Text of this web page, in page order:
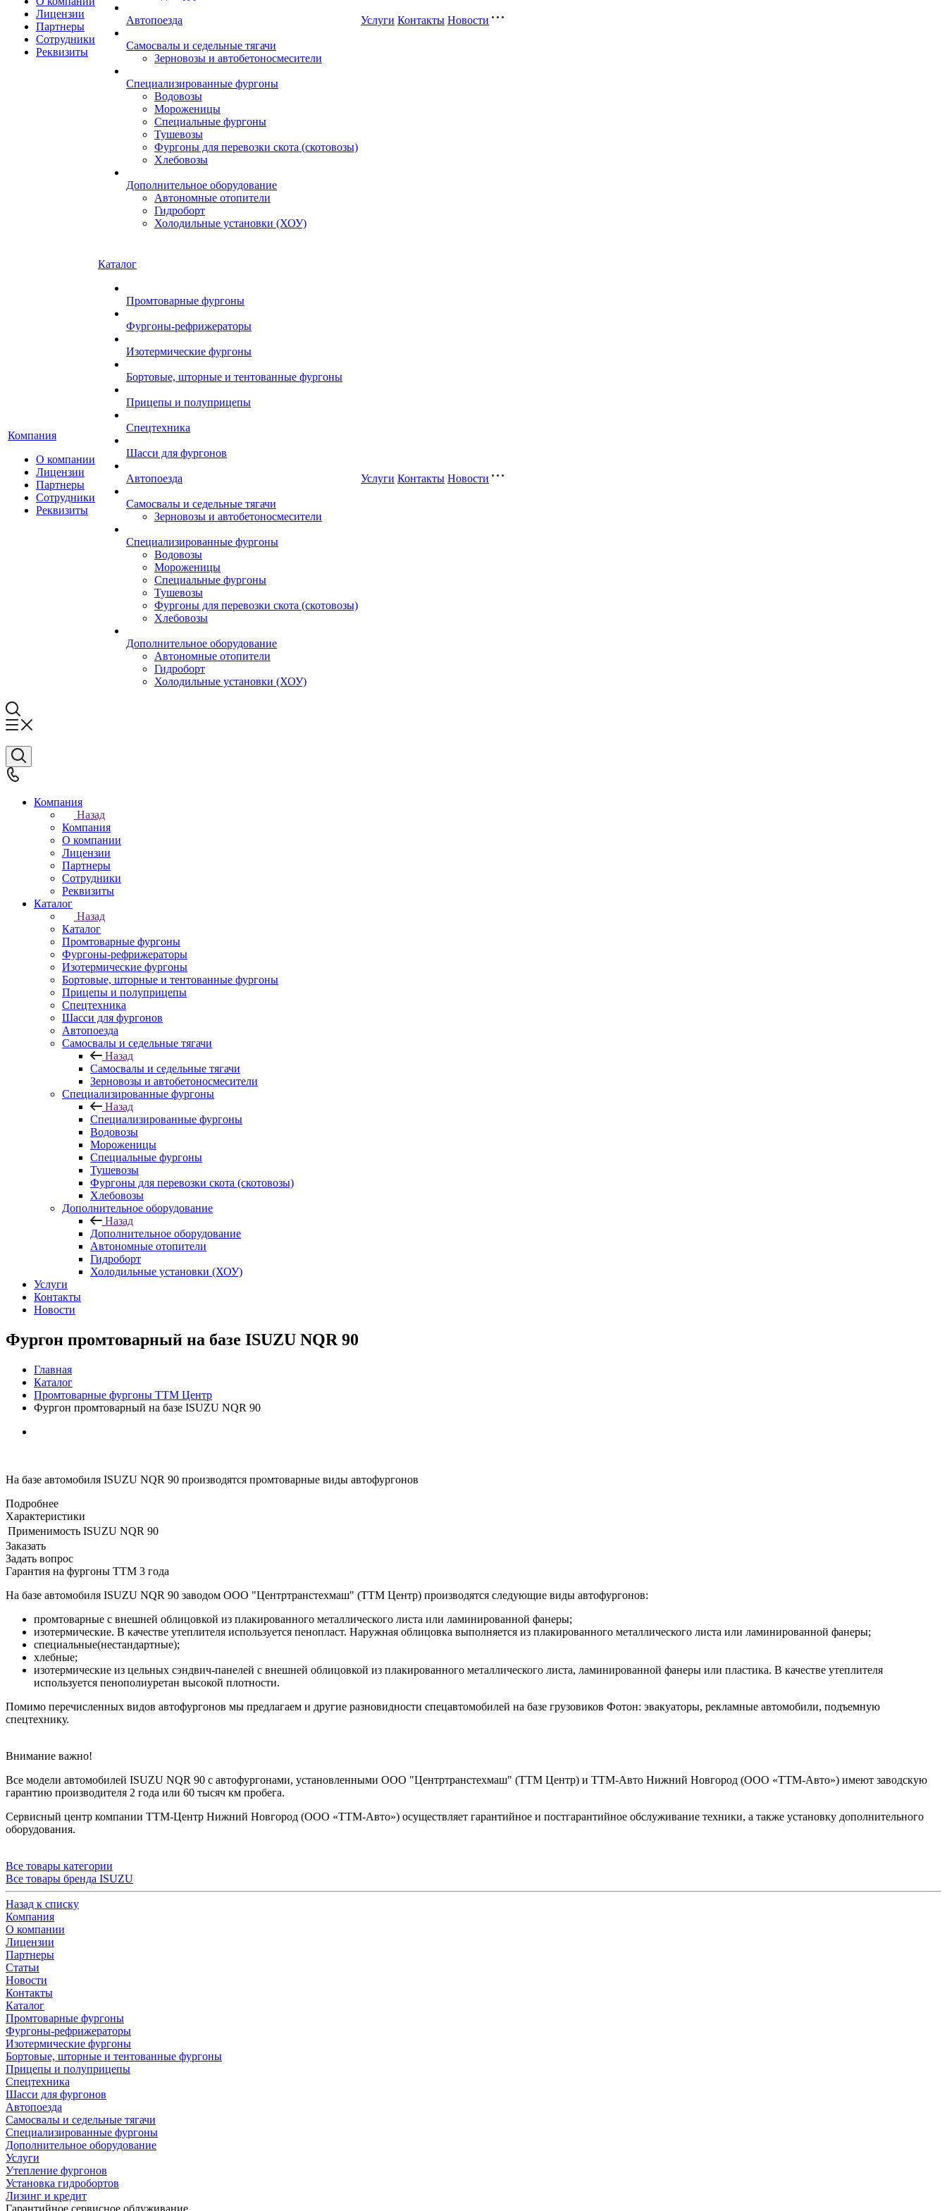
Лицензии
Партнеры
Сотрудники
Реквизиты
Автопоезда
Самосвалы и седельные тягачи
Зерновозы и автобетоносмесители
Специализированные фургоны
Водовозы
Мороженицы
Специальные фургоны
Тушевозы
Фургоны для перевозки скота (скотовозы)
Хлебовозы
Дополнительное оборудование
Автономные отопители
Гидроборт
Холодильные установки (ХОУ)
Услуги Контакты Новости
Компания
О компании
Лицензии
Партнеры
Сотрудники
Реквизиты
Каталог
Промтоварные фургоны
Фургоны-рефрижераторы
Изотермические фургоны
Бортовые, шторные и тентованные фургоны
Прицепы и полуприцепы
Спецтехника
Шасси для фургонов
Автопоезда
Самосвалы и седельные тягачи
Зерновозы и автобетоносмесители
Специализированные фургоны
Водовозы
Мороженицы
Специальные фургоны
Тушевозы
Фургоны для перевозки скота (скотовозы)
Хлебовозы
Дополнительное оборудование
Автономные отопители
Гидроборт
Холодильные установки (ХОУ)
Услуги Контакты Новости
Компания
Назад
Компания
О компании
Лицензии
Партнеры
Сотрудники
Реквизиты
Каталог
Назад
Каталог
Промтоварные фургоны
Фургоны-рефрижераторы
Изотермические фургоны
Бортовые, шторные и тентованные фургоны
Прицепы и полуприцепы
Спецтехника
Шасси для фургонов
Автопоезда
Самосвалы и седельные тягачи
Назад
Самосвалы и седельные тягачи
Зерновозы и автобетоносмесители
Специализированные фургоны
Назад
Специализированные фургоны
Водовозы
Мороженицы
Специальные фургоны
Тушевозы
Фургоны для перевозки скота (скотовозы)
Хлебовозы
Дополнительное оборудование
Назад
Дополнительное оборудование
Автономные отопители
Гидроборт
Холодильные установки (ХОУ)
Услуги
Контакты
Новости
Фургон промтоварный на базе ISUZU NQR 90
Главная
Каталог
Промтоварные фургоны ТТМ Центр
Фургон промтоварный на базе ISUZU NQR 90
На базе автомобиля ISUZU NQR 90 производятся промтоварные виды автофургонов
Подробнее
Характеристики
Применимость ISUZU NQR 90
Заказать
Задать вопрос
Гарантия на фургоны ТТМ 3 года
На базе автомобиля ISUZU NQR 90 заводом ООО "Центртранстехмаш" (ТТМ Центр) производятся следующие виды автофургонов:
промтоварные с внешней облицовкой из плакированного металлического листа или ламинированной фанеры;
изотермические. В качестве утеплителя используется пенопласт. Наружная облицовка выполняется из плакированного металлического листа или ламинированной фанеры;
специальные(нестандартные);
хлебные;
изотермические из цельных сэндвич-панелей с внешней облицовкой из плакированного металлического листа, ламинированной фанеры или пластика. В качестве утеплителя
используется пенополиуретан высокой плотности.
Помимо перечисленных видов автофургонов мы предлагаем и другие разновидности спецавтомобилей на базе грузовиков Фотон: эвакуаторы, рекламные автомобили, подъемную
спецтехнику.
Внимание важно!
Все модели автомобилей ISUZU NQR 90 с автофургонами, установленными ООО "Центртранстехмаш" (ТТМ Центр) и ТТМ-Авто Нижний Новгород (ООО «ТТМ-Авто») имеют заводскую
гарантию производителя 2 года или 60 тысяч км пробега.
Сервисный центр компании ТТМ-Центр Нижний Новгород (ООО «ТТМ-Авто») осуществляет гарантийное и постгарантийное обслуживание техники, а также установку дополнительного
оборудования.
Все товары категории
Все товары бренда ISUZU
Назад к списку
Компания
О компании
Лицензии
Партнеры
Статьи
Новости
Контакты
Каталог
Промтоварные фургоны
Фургоны-рефрижераторы
Изотермические фургоны
Бортовые, шторные и тентованные фургоны
Прицепы и полуприцепы
Спецтехника
Шасси для фургонов
Автопоезда
Самосвалы и седельные тягачи
Специализированные фургоны
Дополнительное оборудование
Услуги
Утепление фургонов
Установка гидробортов
Лизинг и кредит
Гарантийное сервисное облуживание